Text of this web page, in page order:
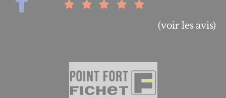
(voir les avis)